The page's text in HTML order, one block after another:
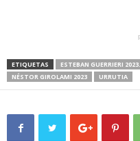
ETIQUETAS ESTEBAN GUERRIERI 2023.
NÉSTOR GIROLAMI 2023
URRUTIA